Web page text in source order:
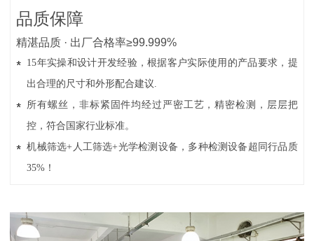
品质保障
精湛品质 · 出厂合格率≥99.999%
15年实操和设计开发经验，根据客户实际使用的产品要求，提
出合理的尺寸和外形配合建议.
所有螺丝，非标紧固件均经过严密工艺，精密检测，层层把
控，符合国家行业标准。
机械筛选+人工筛选+光学检测设备，多种检测设备超同行品质
35%！